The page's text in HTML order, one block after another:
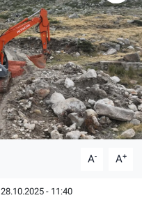
A- A+
28.10.2025 - 11:40